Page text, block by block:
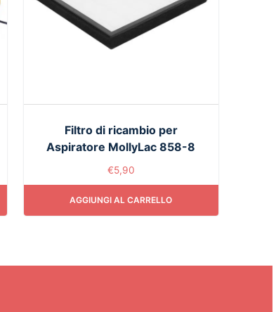
Filtro di ricambio per
Aspiratore MollyLac 858-8
€5,90
AGGIUNGI AL CARRELLO